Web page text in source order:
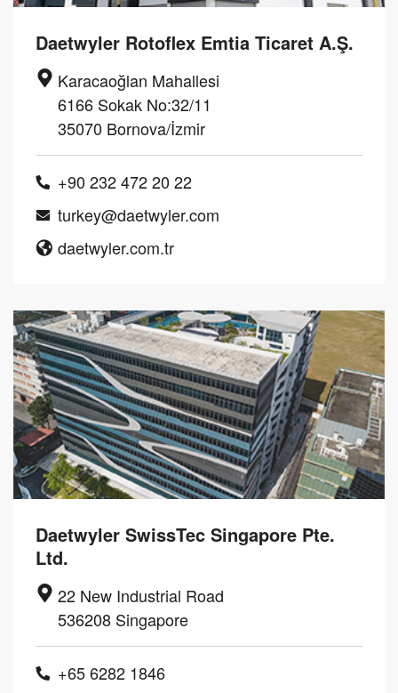
Daetwyler Rotoflex Emtia Ticaret A.Ş.
Karacaoğlan Mahallesi
6166 Sokak No:32/11
35070 Bornova/İzmir
+90 232 472 20 22
turkey@daetwyler.com
daetwyler.com.tr
Daetwyler SwissTec Singapore Pte.
Ltd.
22 New Industrial Road
536208 Singapore
+65 6282 1846